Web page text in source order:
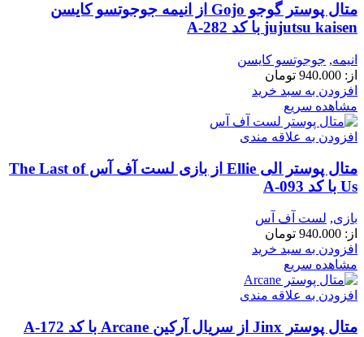
متال پوستر گوجو Gojo از انیمه جوجوتسو کایسن
jujutsu kaisen با کد A-282
انیمه, جوجوتسو کایسن
از: 940.000 تومان
افزودن به سبد خرید
مشاهده سریع
افزودن به علاقه مندی
متال پوستر الی Ellie از بازی لست آف آس The Last of
Us با کد A-093
بازی, لست آف آس
از: 940.000 تومان
افزودن به سبد خرید
مشاهده سریع
افزودن به علاقه مندی
متال پوستر Jinx از سریال آرکین Arcane با کد A-172